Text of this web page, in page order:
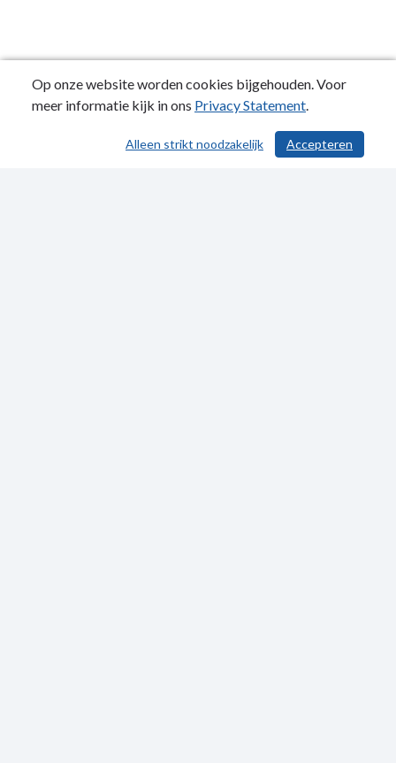
/ 58
Op onze website worden cookies bijgehouden. Voor
meer informatie kijk in ons Privacy Statement.
Accepteren
Alleen strikt noodzakelijk